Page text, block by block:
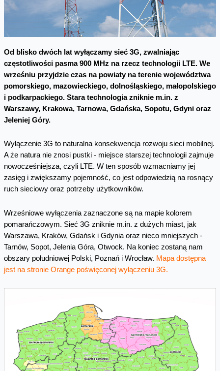
Od blisko dwóch lat wyłączamy sieć 3G, zwalniając
częstotliwości pasma 900 MHz na rzecz technologii LTE. We
wrześniu przyjdzie czas na powiaty na terenie województwa
pomorskiego, mazowieckiego, dolnośląskiego, małopolskiego
i podkarpackiego. Stara technologia zniknie m.in. z
Warszawy, Krakowa, Tarnowa, Gdańska, Sopotu, Gdyni oraz
Jeleniej Góry.
Wyłączenie 3G to naturalna konsekwencja rozwoju sieci mobilnej.
A że natura nie znosi pustki - miejsce starszej technologii zajmuje
nowocześniejsza, czyli LTE. W ten sposób wzmacniamy jej
zasięg i zwiększamy pojemność, co jest odpowiedzią na rosnący
ruch sieciowy oraz potrzeby użytkowników.
Wrześniowe wyłączenia zaznaczone są na mapie kolorem
pomarańczowym. Sieć 3G zniknie m.in. z dużych miast, jak
Warszawa, Kraków, Gdańsk i Gdynia oraz nieco mniejszych -
Tarnów, Sopot, Jelenia Góra, Otwock. Na koniec zostaną nam
obszary południowej Polski, Poznań i Wrocław. Mapa dostępna
jest na stronie Orange poświęconej wyłączeniu 3G.